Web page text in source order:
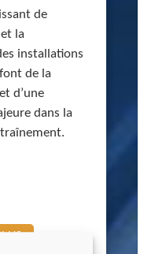
de
la
installations
de la
d’une
dans la